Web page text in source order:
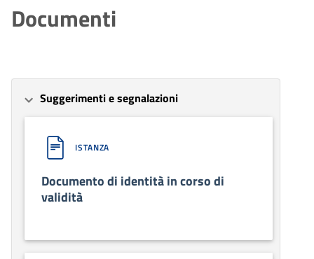
Documenti
Suggerimenti e segnalazioni
ISTANZA
Documento di identità in corso di
validità